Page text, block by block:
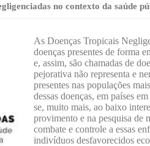
no contexto da saúde
As Doenças Tropicais
doenças presentes de forma
e, assim, são chamadas de
pejorativa não representa e
presentes nas populações
dessas doenças, em países
se, muito mais, ao baixo
provimento e na pesquisa de
combate e controle a essas
indivíduos desfavorecidos